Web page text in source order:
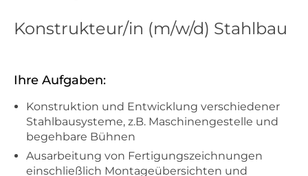
Konstrukteur/in (m/w/d) Stahlbau
Ihre Aufgaben:
Konstruktion und Entwicklung verschiedener
Stahlbausysteme, z.B. Maschinengestelle und
begehbare Bühnen
Ausarbeitung von Fertigungszeichnungen
einschließlich Montageübersichten und